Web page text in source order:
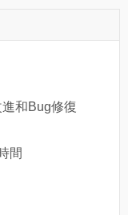
和Bug修復
間